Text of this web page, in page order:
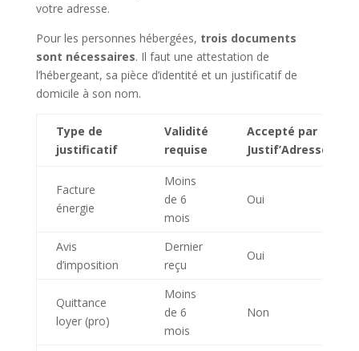
votre adresse.
Pour les personnes hébergées, trois documents
sont nécessaires. Il faut une attestation de
l’hébergeant, sa pièce d’identité et un justificatif de
domicile à son nom.
Type de
justificatif
Validité
requise
Accepté par
Justif’Adresse
Facture
énergie
Moins
de 6
mois
Oui
Avis
d’imposition
Dernier
reçu
Oui
Quittance
loyer (pro)
Moins
de 6
mois
Non